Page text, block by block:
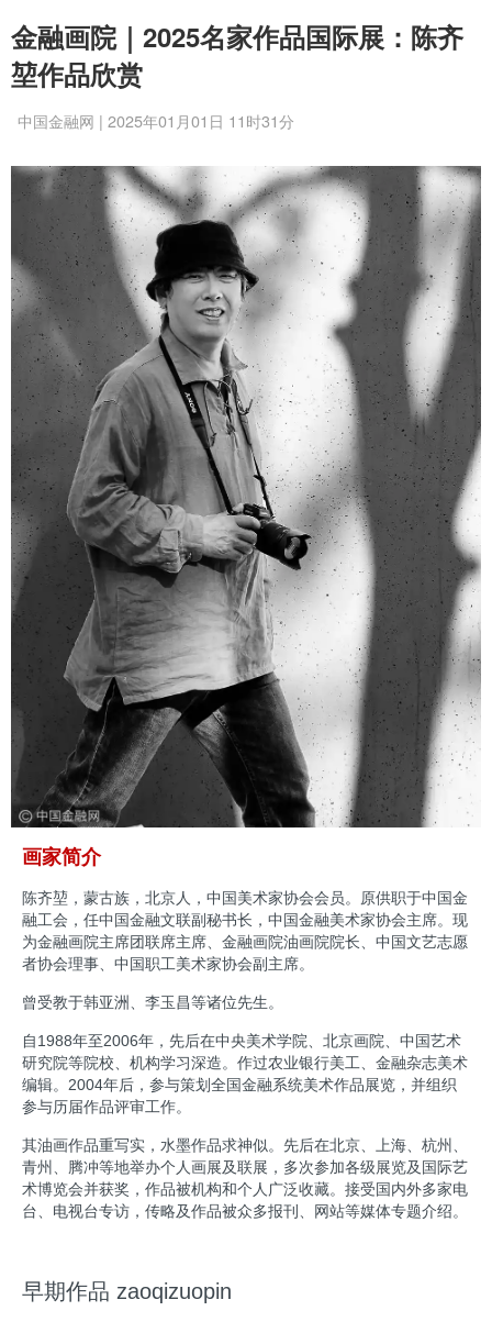
金融画院｜2025名家作品国际展：陈齐
堃作品欣赏
中国金融网 | 2025年01月01日 11时31分
画家简介
陈齐堃，蒙古族，北京人，中国美术家协会会员。原供职于中国金
融工会，任中国金融文联副秘书长，中国金融美术家协会主席。现
为金融画院主席团联席主席、金融画院油画院院长、中国文艺志愿
者协会理事、中国职工美术家协会副主席。
曾受教于韩亚洲、李玉昌等诸位先生。
自1988年至2006年，先后在中央美术学院、北京画院、中国艺术
研究院等院校、机构学习深造。作过农业银行美工、金融杂志美术
编辑。2004年后，参与策划全国金融系统美术作品展览，并组织
参与历届作品评审工作。
其油画作品重写实，水墨作品求神似。先后在北京、上海、杭州、
青州、腾冲等地举办个人画展及联展，多次参加各级展览及国际艺
术博览会并获奖，作品被机构和个人广泛收藏。接受国内外多家电
台、电视台专访，传略及作品被众多报刊、网站等媒体专题介绍。
早期作品 zaoqizuopin